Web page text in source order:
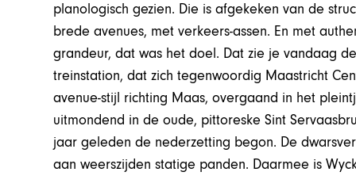
planologisch gezien. Die is afgekeken van de
brede avenues, met verkeers-assen. En met
grandeur, dat was het doel. Dat zie je vandaag
treinstation, dat zich tegenwoordig Maastricht
avenue-stijl richting Maas, overgaand in het
uitmondend in de oude, pittoreske Sint
jaar geleden de nederzetting begon. De
aan weerszijden statige panden. Daarmee is